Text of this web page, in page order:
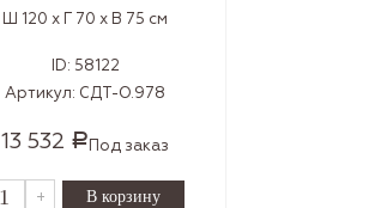
Ш 120 x Г 70 x В 75 см
ID: 58122
Артикул: СДТ-О.978
13 532 РПод заказ
+